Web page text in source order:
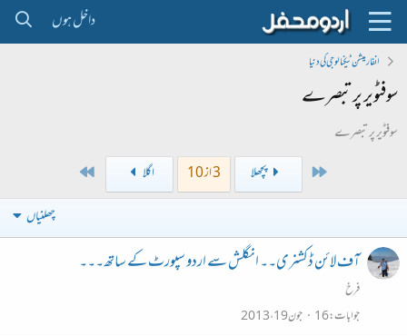
داخل ہوں
انفارمیشن ٹیکنالوجی کی دنیا
سوفٹویر پر تبصرے
سوفٹویر پر تبصرے
First
پچھلا 3 از 10 اگلا
چھلنیاں
آف لائن ڈکشنری۔۔ انگلش سے اردو سپورٹ کے ساتھ۔۔۔
فرخ
جوابات 16 جون 19، 2013